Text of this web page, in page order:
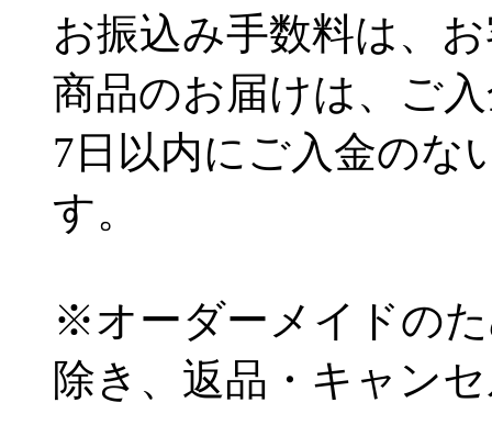
お振込み手数料は、
商品のお届けは、ご
7日以内にご入金のな
す。
※オーダーメイドの
除き、返品・キャン